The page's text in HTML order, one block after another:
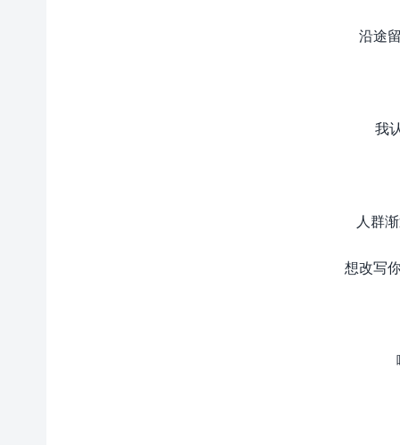
沿途
我
人群
想改写